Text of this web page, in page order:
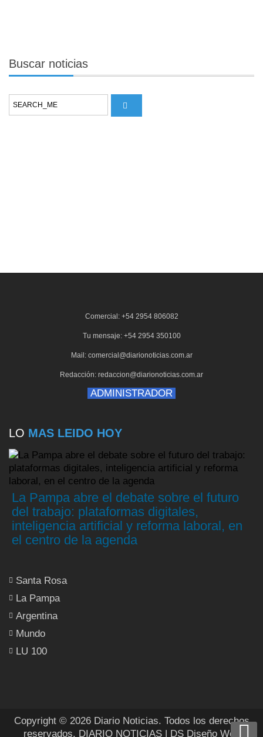
Buscar noticias
Comercial: +54 2954 806082
Tu mensaje: +54 2954 350100
Mail: comercial@diarionoticias.com.ar
Redacción: redaccion@diarionoticias.com.ar
ADMINISTRADOR
LO MAS LEIDO HOY
La Pampa abre el debate sobre el futuro
del trabajo: plataformas digitales,
inteligencia artificial y reforma laboral, en
el centro de la agenda
Santa Rosa
La Pampa
Argentina
Mundo
LU 100
Copyright © 2026 Diario Noticias. Todos los derechos
reservados. DIARIO NOTICIAS | DS Diseño Web